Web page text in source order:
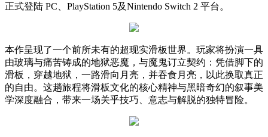
正式登陆 PC、PlayStation 5及Nintendo Switch 2 平台。
本作呈现了一个前所未有的超现实滑板世界。玩家将扮演一具
由玻璃与痛苦铸成的地狱恶魔，与魔鬼订立契约：凭借脚下的
滑板，穿越地狱，一路滑向月亮，并吞食月亮，以此换取真正
的自由。这趟旅程将滑板文化的核心精神与黑暗奇幻的叙事美
学深度融合，带来一场关乎技巧、意志与解脱的独特冒险。